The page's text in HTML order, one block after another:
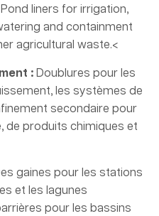
Pond liners for irrigation,
and containment
agricultural waste.<
: Doublures pour les
les systèmes de
secondaire pour
de produits chimiques et
gaines pour les stations
et les lagunes
pour les bassins